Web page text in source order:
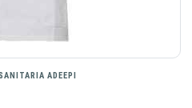
ADEEPI